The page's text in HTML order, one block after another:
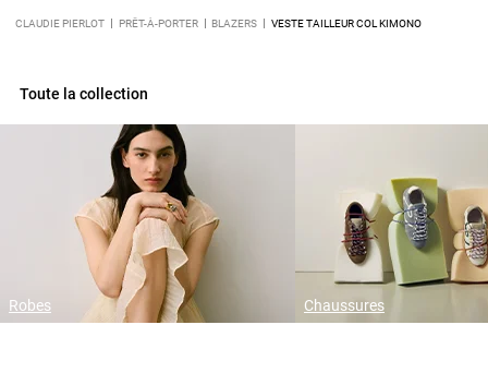
CLAUDIE PIERLOT PRÊT-À-PORTER BLAZERS VESTE TAILLEUR COL KIMONO
Toute la collection
Robes Chaussures